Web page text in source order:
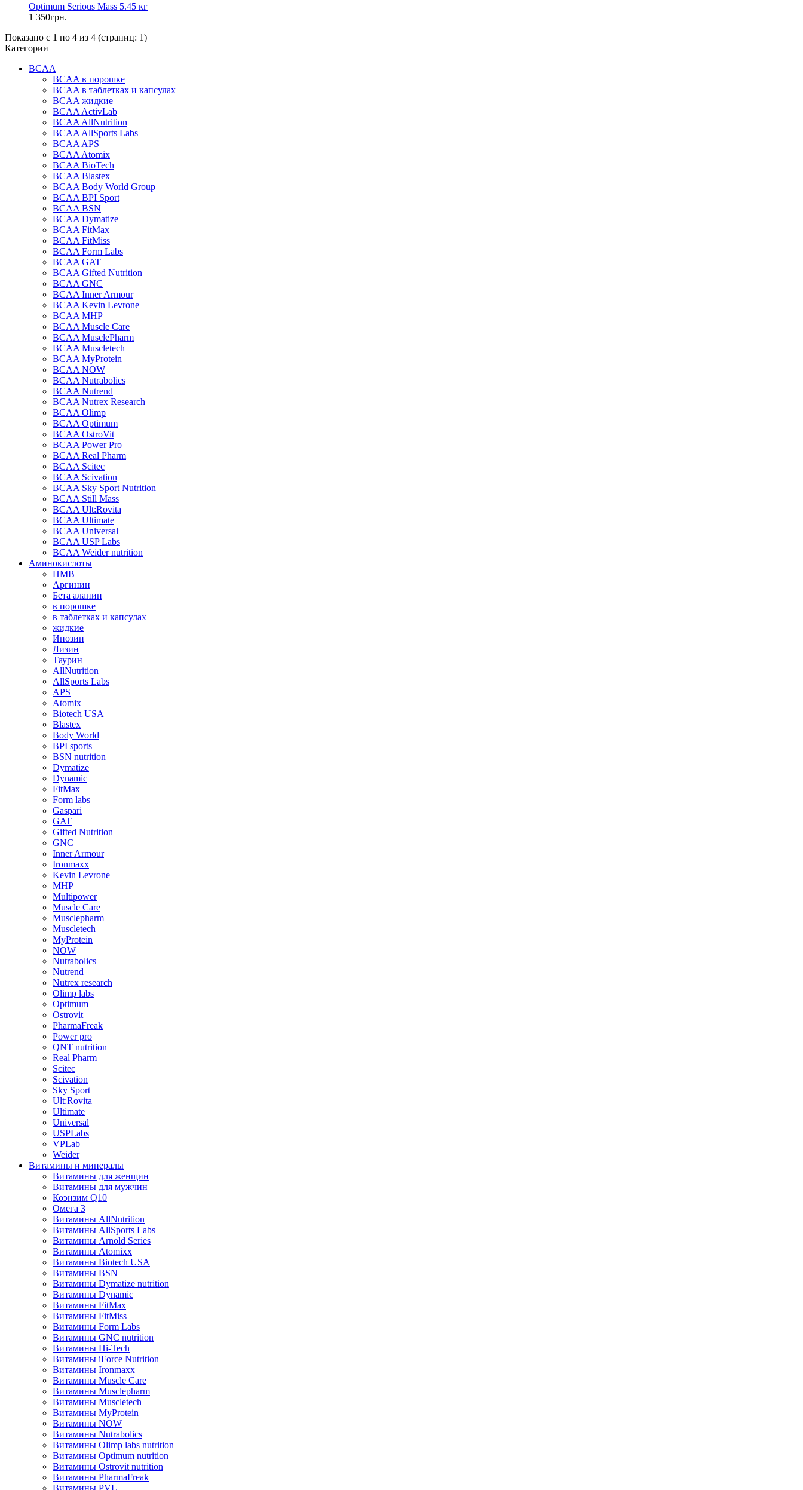
Optimum Serious Mass 5.45 кг
1 350грн.
Показано с 1 по 4 из 4 (страниц: 1)
Категории
BCAA
BCAA в порошке
BCAA в таблетках и капсулах
BCAA жидкие
BCAA ActivLab
BCAA AllNutrition
BCAA AllSports Labs
BCAA APS
BCAA Atomix
BCAA BioTech
BCAA Blastex
BCAA Body World Group
BCAA BPI Sport
BCAA BSN
BCAA Dymatize
BCAA FitMax
BCAA FitMiss
BCAA Form Labs
BCAA GAT
BCAA Gifted Nutrition
BCAA GNC
BCAA Inner Armour
BCAA Kevin Levrone
BCAA MHP
BCAA Muscle Care
BCAA MusclePharm
BCAA Muscletech
BCAA MyProtein
BCAA NOW
BCAA Nutrabolics
BCAA Nutrend
BCAA Nutrex Research
BCAA Olimp
BCAA Optimum
BCAA OstroVit
BCAA Power Pro
BCAA Real Pharm
BCAA Scitec
BCAA Scivation
BCAA Sky Sport Nutrition
BCAA Still Mass
BCAA Ult:Rovita
BCAA Ultimate
BCAA Universal
BCAA USP Labs
BCAA Weider nutrition
Аминокислоты
HMB
Аргинин
Бета аланин
в порошке
в таблетках и капсулах
жидкие
Инозин
Лизин
Таурин
AllNutrition
AllSports Labs
APS
Atomix
Biotech USA
Blastex
Body World
BPI sports
BSN nutrition
Dymatize
Dynamic
FitMax
Form labs
Gaspari
GAT
Gifted Nutrition
GNC
Inner Armour
Ironmaxx
Kevin Levrone
MHP
Multipower
Muscle Care
Musclepharm
Muscletech
MyProtein
NOW
Nutrabolics
Nutrend
Nutrex research
Olimp labs
Optimum
Ostrovit
PharmaFreak
Power pro
QNT nutrition
Real Pharm
Scitec
Scivation
Sky Sport
Ult:Rovita
Ultimate
Universal
USPLabs
VPLab
Weider
Витамины и минералы
Витамины для женщин
Витамины для мужчин
Коэнзим Q10
Омега 3
Витамины AllNutrition
Витамины AllSports Labs
Витамины Arnold Series
Витамины Atomixx
Витамины Biotech USA
Витамины BSN
Витамины Dymatize nutrition
Витамины Dynamic
Витамины FitMax
Витамины FitMiss
Витамины Form Labs
Витамины GNC nutrition
Витамины Hi-Tech
Витамины iForce Nutrition
Витамины Ironmaxx
Витамины Muscle Care
Витамины Musclepharm
Витамины Muscletech
Витамины MyProtein
Витамины NOW
Витамины Nutrabolics
Витамины Olimp labs nutrition
Витамины Optimum nutrition
Витамины Ostrovit nutrition
Витамины PharmaFreak
Витамины PVL